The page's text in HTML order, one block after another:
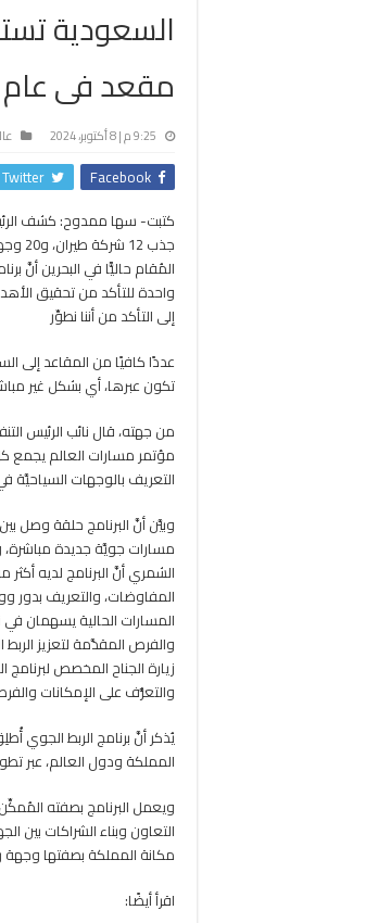
مقعد فى عام
9:25 م | 8 أكتوبر، 2024
Facebook
Twitter
كتبت- سها ممدوح: كشف
إلى التأكد من أننا نطوِّر
عددًا كافيًا من المقاعد إلى
تكون عبرها، أي بشكل غير
من جهته، قال نائب الرئيس
مؤتمر مسارات العالم يجمع
التعريف بالوجهات السياحيَّة
وبيَّن أنَّ البرنامج حلقة وصل
المفاوضات، والتعريف بدور
المسارات الحالية يسهمان
والفرص المقدَّمة لتعزيز
والتعرُّف على الإمكانات والفرص المتاحة
المملكة ودول العالم، عبر
ويعمل البرنامج بصفته المُمكِّن
التعاون وبناء الشراكات بين
مكانة المملكة بصفتها وجهة
اقرأ أيضًا: